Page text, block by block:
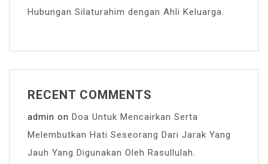
Hubungan Silaturahim dengan Ahli Keluarga.
RECENT COMMENTS
admin on Doa Untuk Mencairkan Serta
Melembutkan Hati Seseorang Dari Jarak Yang
Jauh Yang Digunakan Oleh Rasullulah.